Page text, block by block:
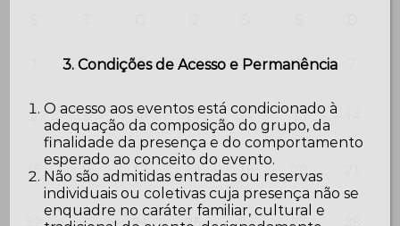
2 3 4 5 6
8 9 10 11 12 13
15 16 17 18 19 20
23 24 25 26 27
3. Condições de Acesso e Permanência
O acesso aos eventos está condicionado à
adequação da composição do grupo, da
finalidade da presença e do comportamento
esperado ao conceito do evento.
Não são admitidas entradas ou reservas
individuais ou coletivas cuja presença não se
enquadre no caráter familiar, cultural e